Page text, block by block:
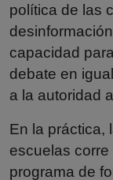
política de las
capacidad
debate en
a la autoridad
En la práctica,
escuelas
programa de